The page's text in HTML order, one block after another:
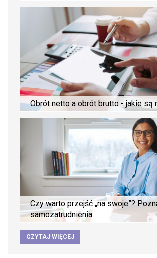
Obrót netto a obrót brutto - jakie są
Czy warto przejść „na swoje”?
samozatrudnienia
CZYTAJ WIĘCEJ